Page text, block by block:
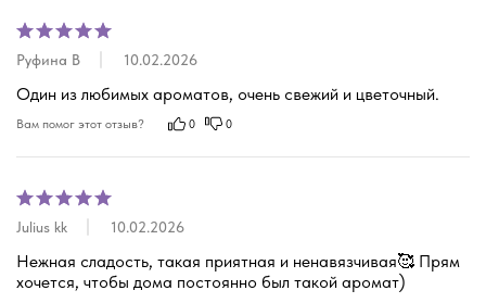
Руфина В 10.02.2026
Один из любимых ароматов, очень свежий и цветочный.
Вам помог этот отзыв? 0 0
Julius kk 10.02.2026
Нежная сладость, такая приятная и ненавязчивая🥰 Прям
хочется, чтобы дома постоянно был такой аромат)